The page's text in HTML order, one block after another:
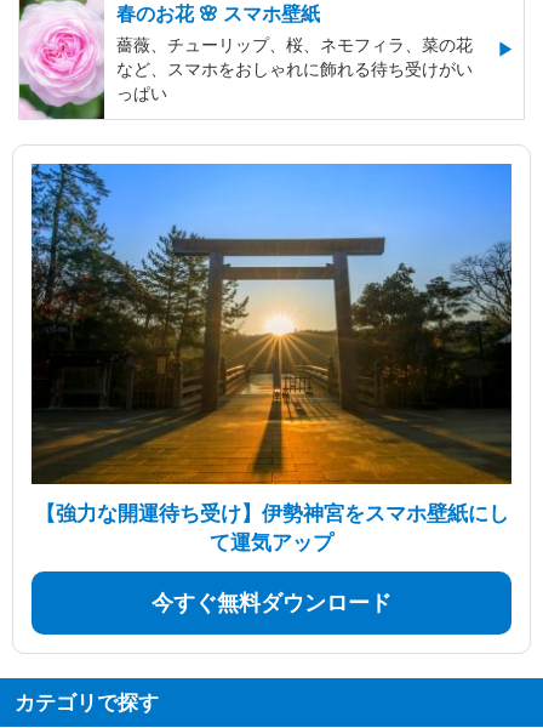
春のお花 🌸 スマホ壁紙
薔薇、チューリップ、桜、ネモフィラ、菜の花
など、スマホをおしゃれに飾れる待ち受けがい
っぱい
【強力な開運待ち受け】伊勢神宮をスマホ壁紙にし
て運気アップ
今すぐ無料ダウンロード
カテゴリで探す